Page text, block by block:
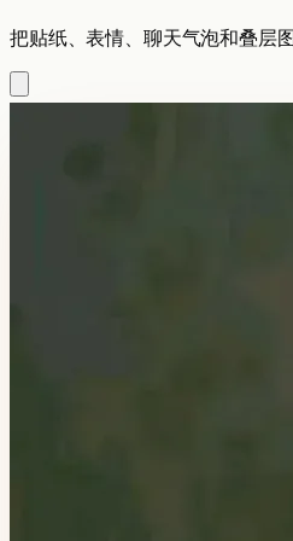
把贴纸、表情、聊天气泡和叠层